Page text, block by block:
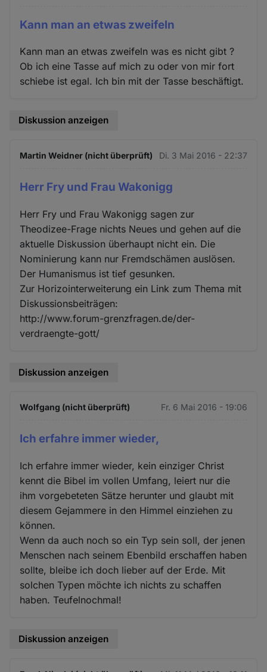
Kann man an etwas zweifeln
Kann man an etwas zweifeln was es nicht gibt ?
Ob ich eine Tasse auf mich zu oder von mir fort
schiebe ist egal. Ich bin mit der Tasse beschäftigt.
Diskussion anzeigen
Martin Weidner (nicht überprüft) Di. 3 Mai 2016 - 22:37
Herr Fry und Frau Wakonigg
Herr Fry und Frau Wakonigg sagen zur
Theodizee-Frage nichts Neues und gehen auf die
aktuelle Diskussion überhaupt nicht ein. Die
Nominierung kann nur Fremdschämen auslösen.
Der Humanismus ist tief gesunken.
Zur Horizointerweiterung ein Link zum Thema mit
Diskussionsbeiträgen:
http://www.forum-grenzfragen.de/der-
verdraengte-gott/
Diskussion anzeigen
Wolfgang (nicht überprüft) Fr. 6 Mai 2016 - 19:06
Ich erfahre immer wieder,
Ich erfahre immer wieder, kein einziger Christ
kennt die Bibel im vollen Umfang, leiert nur die
ihm vorgebeteten Sätze herunter und glaubt mit
diesem Gejammere in den Himmel einziehen zu
können.
Wenn da auch noch so ein Typ sein soll, der jenen
Menschen nach seinem Ebenbild erschaffen haben
sollte, bleibe ich doch lieber auf der Erde. Mit
solchen Typen möchte ich nichts zu schaffen
haben. Teufelnochmal!
Diskussion anzeigen